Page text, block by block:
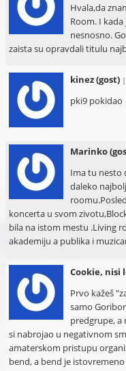
Hvala,da
Room. I
nesnosno.
zaista su opravdali titulu
kinez(gost)
pki9 pokidao
Marinko
Ima tu nesto
daleko
koncerta u svom
bila na istom mestu .Living
akademiju a publika i
Cookie, nisi
Prvo kažeš
samo
predgrupe, a
si nabrojao u negativnom
amaterskom pristupu
bend, a bend je